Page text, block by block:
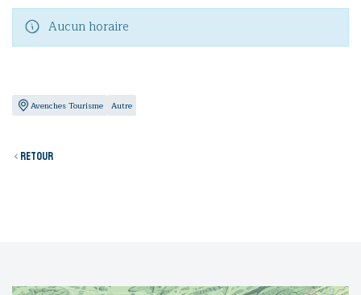
Aucun horaire
Avenches Tourisme Autre
Retour